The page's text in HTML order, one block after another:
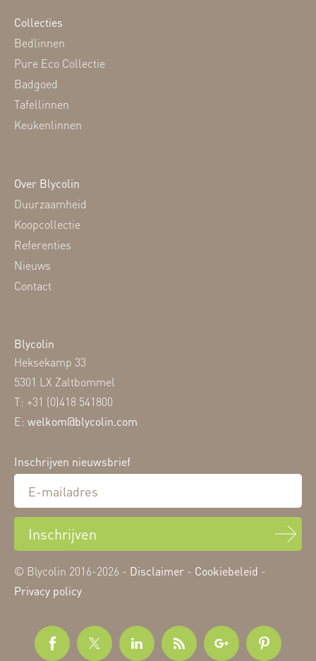
Collecties
Bedlinnen
Pure Eco Collectie
Badgoed
Tafellinnen
Keukenlinnen
Over Blycolin
Duurzaamheid
Koopcollectie
Referenties
Nieuws
Contact
Blycolin
Heksekamp 33
5301 LX Zaltbommel
T: +31 (0)418 541800
E: welkom@blycolin.com
Inschrijven nieuwsbrief
Inschrijven
© Blycolin 2016-2026 - Disclaimer - Cookiebeleid -
Privacy policy